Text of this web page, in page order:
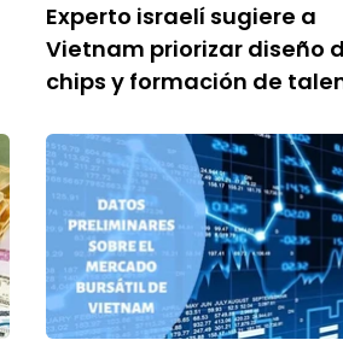
Experto israelí sugiere a
Vietnam priorizar diseño
chips y formación de